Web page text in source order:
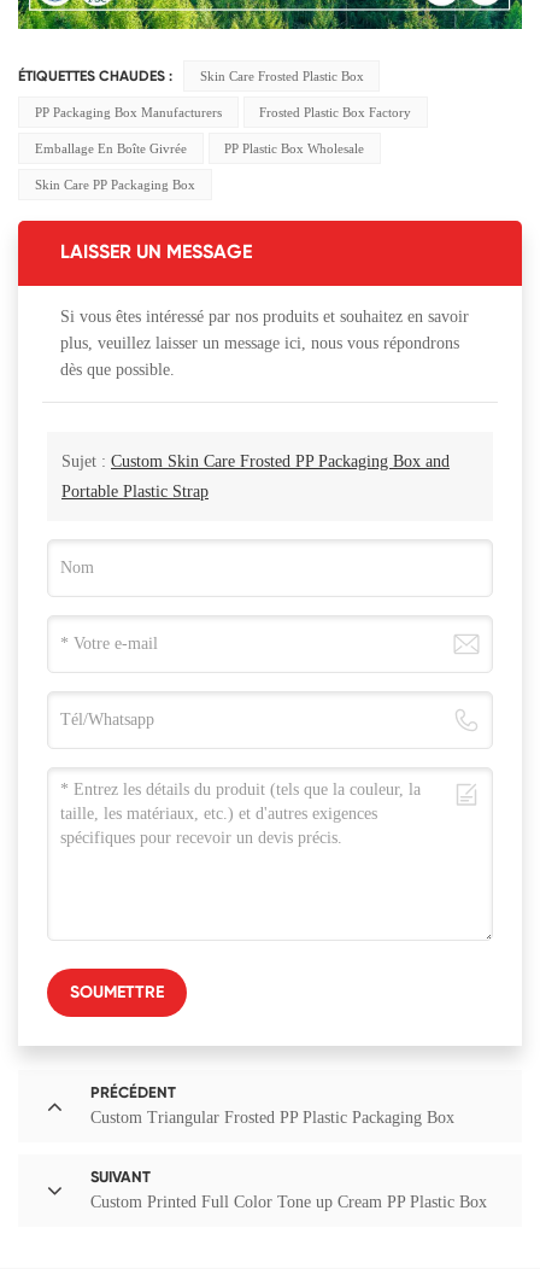
ÉTIQUETTES CHAUDES : Skin Care Frosted Plastic Box
PP Packaging Box Manufacturers Frosted Plastic Box Factory
Emballage En Boîte Givrée PP Plastic Box Wholesale
Skin Care PP Packaging Box
LAISSER UN MESSAGE
Si vous êtes intéressé par nos produits et souhaitez en savoir
plus, veuillez laisser un message ici, nous vous répondrons
dès que possible.
Sujet : Custom Skin Care Frosted PP Packaging Box and
Portable Plastic Strap
SOUMETTRE
PRÉCÉDENT
Custom Triangular Frosted PP Plastic Packaging Box
SUIVANT
Custom Printed Full Color Tone up Cream PP Plastic Box